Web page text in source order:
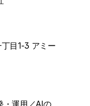
目1-3 アミー